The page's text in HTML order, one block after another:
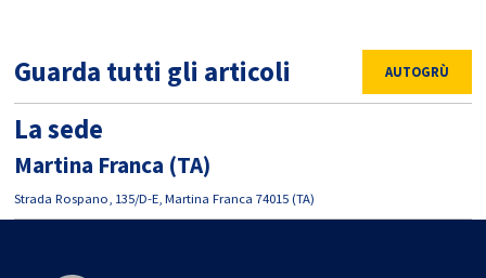
Guarda tutti gli articoli AUTOGRÙ
La sede
Martina Franca (TA)
Strada Rospano, 135/D-E, Martina Franca 74015 (TA)